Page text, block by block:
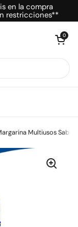
en la compra
restricciones**
Abrir carrito
0
Multiusos Sabor